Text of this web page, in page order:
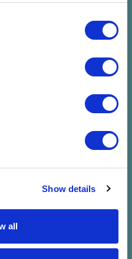
Show details
all
a